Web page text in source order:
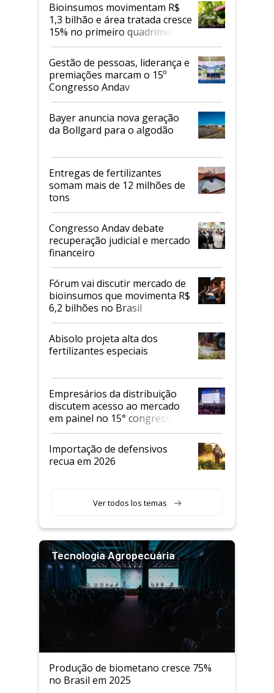
Bioinsumos movimentam R$
1,3 bilhão e área tratada cresce
15% no primeiro quadrimestre
de 2026
Gestão de pessoas, liderança e
premiações marcam o 15º
Congresso Andav
Bayer anuncia nova geração
da Bollgard para o algodão
Entregas de fertilizantes
somam mais de 12 milhões de
tons
Congresso Andav debate
recuperação judicial e mercado
financeiro
Fórum vai discutir mercado de
bioinsumos que movimenta R$
6,2 bilhões no Brasil
Abisolo projeta alta dos
fertilizantes especiais
Empresários da distribuição
discutem acesso ao mercado
em painel no 15° congresso
Andav
Importação de defensivos
recua em 2026
Ver todos los temas
Tecnologia Agropecuária
Produção de biometano cresce 75%
no Brasil em 2025